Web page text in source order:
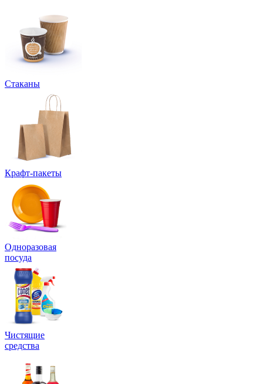
Стаканы
Крафт-пакеты
Одноразовая
посуда
Чистящие
средства